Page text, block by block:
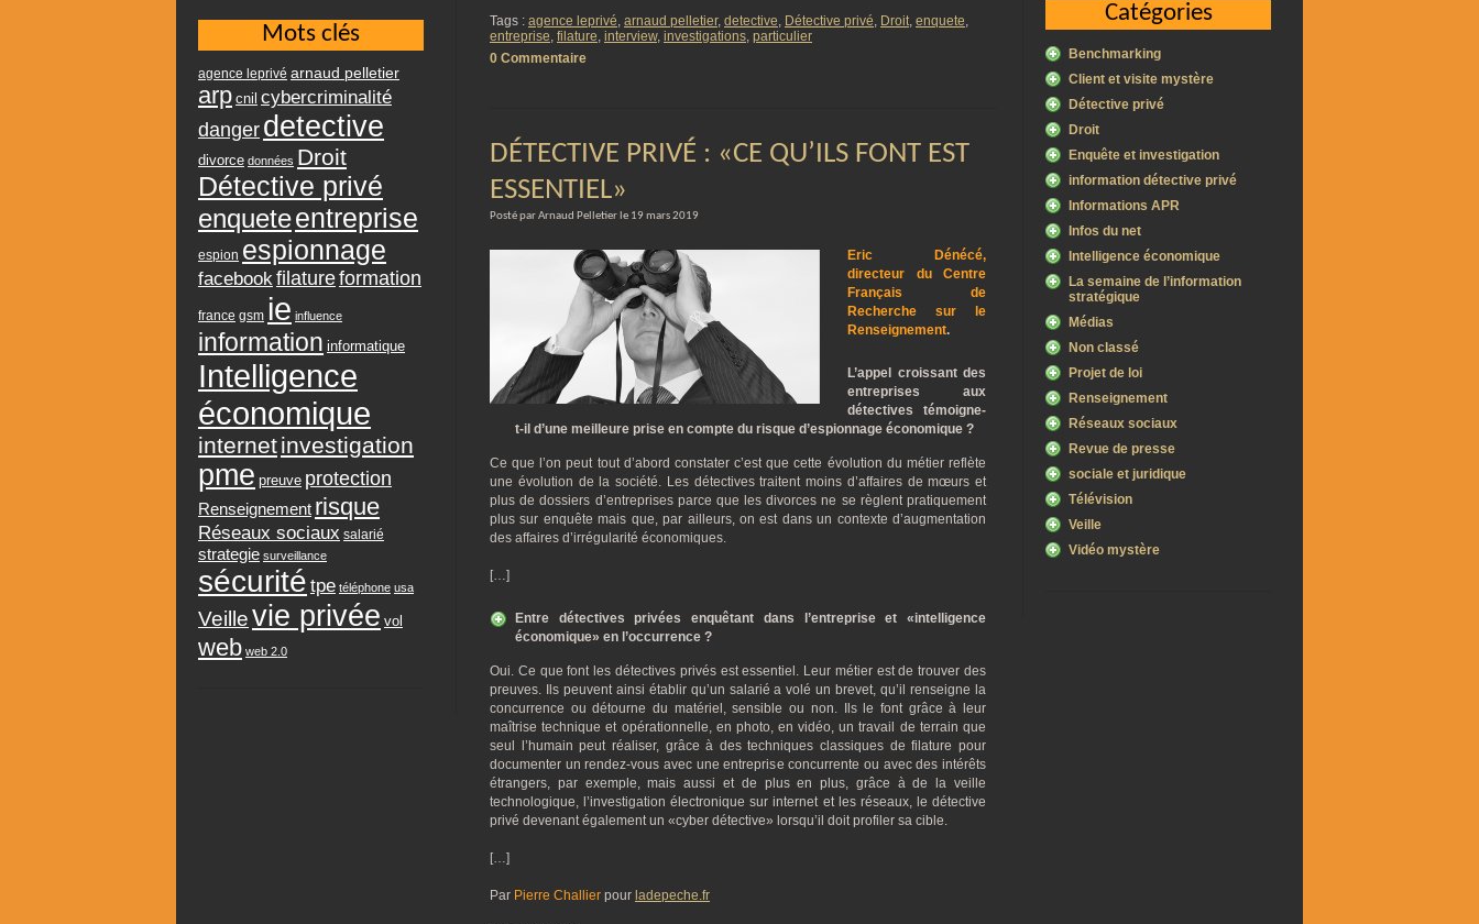
Tags : agence leprivé, arnaud pelletier, detective, Détective privé, Droit, enquete,
entreprise, filature, interview, investigations, particulier
0 Commentaire
DÉTECTIVE PRIVÉ : «CE QU’ILS FONT EST
ESSENTIEL»
Posté par Arnaud Pelletier le 19 mars 2019
Eric Dénécé,
directeur du Centre
Français de
Recherche sur le
Renseignement.
L’appel croissant des
entreprises aux
détectives témoigne-
t-il d’une meilleure prise en compte du risque d’espionnage économique ?
Ce que l’on peut tout d’abord constater c’est que cette évolution du métier reflète
une évolution de la société. Les détectives traitent moins d’affaires de mœurs et
plus de dossiers d’entreprises parce que les divorces ne se règlent pratiquement
plus sur enquête mais que, par ailleurs, on est dans un contexte d’augmentation
des affaires d’irrégularité économiques.
[…]
Entre détectives privées enquêtant dans l’entreprise et «intelligence
économique» en l’occurrence ?
Oui. Ce que font les détectives privés est essentiel. Leur métier est de trouver des
preuves. Ils peuvent ainsi établir qu’un salarié a volé un brevet, qu’il renseigne la
concurrence ou détourne du matériel, sensible ou non. Ils le font grâce à leur
maîtrise technique et opérationnelle, en photo, en vidéo, un travail de terrain que
seul l’humain peut réaliser, grâce à des techniques classiques de filature pour
documenter un rendez-vous avec une entreprise concurrente ou avec des intérêts
étrangers, par exemple, mais aussi et de plus en plus, grâce à de la veille
technologique, l’investigation électronique sur internet et les réseaux, le détective
privé devenant également un «cyber détective» lorsqu’il doit profiler sa cible.
[…]
Par Pierre Challier pour ladepeche.fr
Catégories
Benchmarking
Client et visite mystère
Détective privé
Droit
Enquête et investigation
information détective privé
Informations APR
Infos du net
Intelligence économique
La semaine de l’information
stratégique
Médias
Non classé
Projet de loi
Renseignement
Réseaux sociaux
Revue de presse
sociale et juridique
Télévision
Veille
Vidéo mystère
Mots clés
agence leprivé arnaud pelletier
arp cnil cybercriminalité
danger detective
divorce données Droit
Détective privé
enqueteentreprise
espion espionnage
facebookfilatureformation
france gsm ie influence
information informatique
Intelligence
économique
internetinvestigation
pme preuve protection
Renseignement risque
Réseaux sociaux salarié
strategie surveillance
sécurité tpe téléphone usa
Veillevie privée vol
web web 2.0